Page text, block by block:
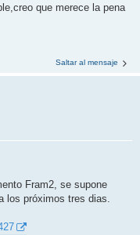
que merece la pena
Saltar al mensaje
Fram2, se supone
los próximos tres dias.